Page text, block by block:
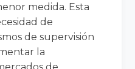
medida. Esta
de
de supervisión
la